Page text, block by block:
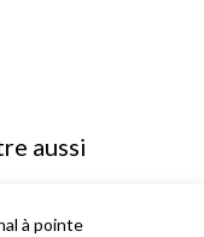
aussi
à pointe